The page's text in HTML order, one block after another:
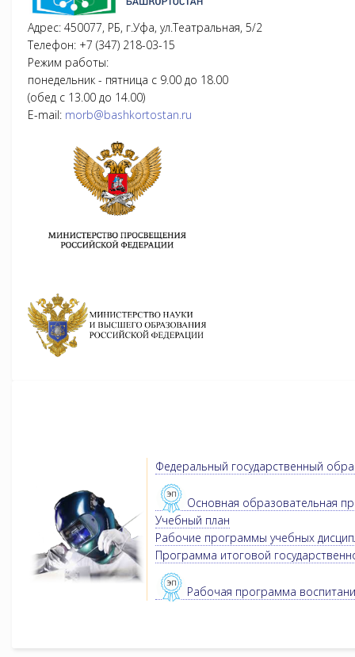
Адрес: 450077, РБ, г.Уфа, ул.Театральная, 5/2
Телефон: +7 (347) 218-03-15
Режим работы:
понедельник - пятница с 9.00 до 18.00
(обед с 13.00 до 14.00)
E-mail: morb@bashkortostan.ru
Федеральный государственный
Основная образовательная
Учебный план
Рабочие программы учебных
Программа итоговой
Рабочая программа